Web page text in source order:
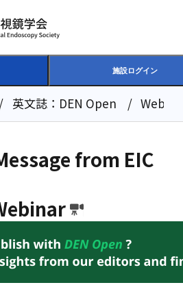
施設ログイン
英文誌：DEN Open
from EIC